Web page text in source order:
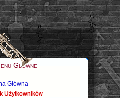
Główne
Główna
Użytkowników